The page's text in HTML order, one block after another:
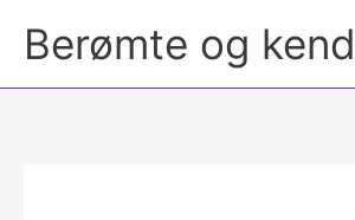
Berømte og